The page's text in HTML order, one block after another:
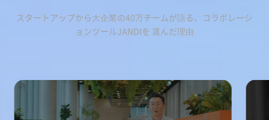
スタートアップから大企業の40万チームが語る、コラボレーシ
ョンツールJANDIを 選んだ理由